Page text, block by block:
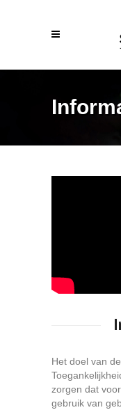
Het doel van
zorgen dat
gebruik van